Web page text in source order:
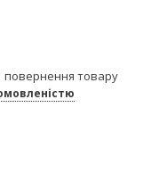
повернення товару